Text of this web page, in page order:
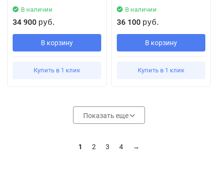
В наличии
34 900 руб.
В корзину
Купить в 1 клик
В наличии
36 100 руб.
В корзину
Купить в 1 клик
Показать еще
1 2 3 4 →